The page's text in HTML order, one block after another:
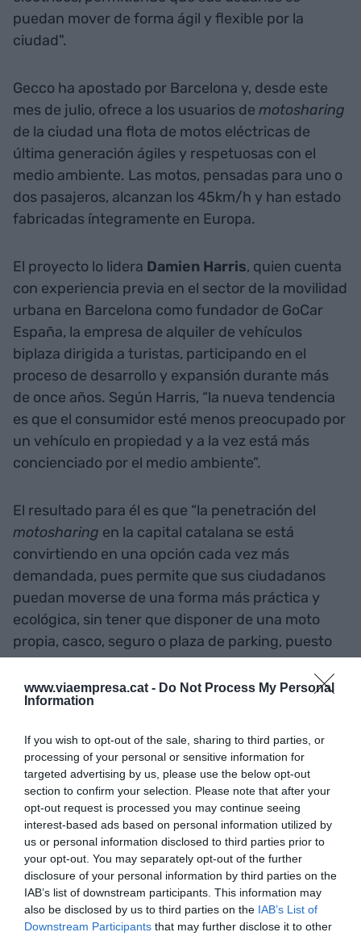
www.viaempresa.cat - Do Not Process My Personal
Information
If you wish to opt-out of the sale, sharing to third parties, or
processing of your personal or sensitive information for
targeted advertising by us, please use the below opt-out
section to confirm your selection. Please note that after your
opt-out request is processed you may continue seeing
interest-based ads based on personal information utilized by
us or personal information disclosed to third parties prior to
your opt-out. You may separately opt-out of the further
disclosure of your personal information by third parties on the
IAB’s list of downstream participants. This information may
also be disclosed by us to third parties on the IAB’s List of
Downstream Participants that may further disclose it to other
puedan mover de forma ágil y flexible por la
ciudad".
Gecco ha apostado por Barcelona y, desde este
mes de julio, ofrece a los usuarios de motosharing
de la ciudad una flota de motos eléctricas de
última generación ágiles y respetuosas con el
medio ambiente. Las motos, pensadas para uno o
dos pasajeros, alcanzan los 45km/h y han estado
fabricadas íntegramente en Europa.
El proyecto lo lidera Damien Harris, quien cuenta
con experiencia previa en el sector de la movilidad
urbana en Barcelona como fundador de GoCar
España, la empresa de alquiler de vehículos
biplaza dirigida a turistas, participando en el
proceso de desarrollo y expansión durante más
de once años. Según Harris, “la nueva tendencia
es que el consumidor esté menos preocupado por
un vehículo en propiedad y a la vez está más
concienciado por el medio ambiente”.
El resultado para él es que “la penetración del
motosharing en la capital catalana se está
convirtiendo en una opción cada vez más
demandada, pues permite que sus ciudadanos
puedan moverse de una forma más práctica y
ecológica, sin tener que disponer de una moto
propia, casco, seguro o plaza de parking, puesto
que pueden estacionarse en la calle en zonas
habilitadas para motos”.
En cuanto a su funcionamiento, es tan sencillo
como descargarse la app de Gecco, crearse una
cuenta, reservar la moto, disfrutar del trayecto y
devolverla en cualquier lugar de Barcelona,
siempre y cuando se encuentre dentro del
perímetro que marca la app.
AñadirVIA Empresacomo fuente preferida
de Google de forma gratuita
Mantente informado con las últimas noticias de